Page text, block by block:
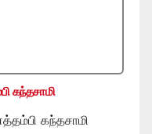
கந்தசாமி
கந்தசாமி